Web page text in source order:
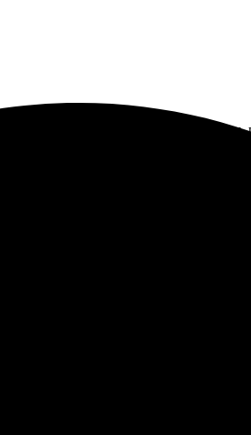
Команда
оказался большим, процесс
качество печати на высоте,
и радовать близких.